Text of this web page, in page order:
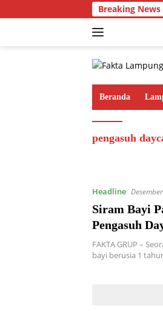
ke
Breaking News
Beranda
pengasuh
Headline
Siram Bayi
Pengasuh
FAKTA GRUP –
bayi berusia 1